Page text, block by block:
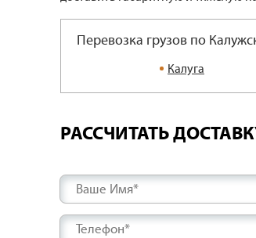
Перевозка грузов по
Калуга
РАССЧИТАТЬ
Ваше Имя*
Телефон*